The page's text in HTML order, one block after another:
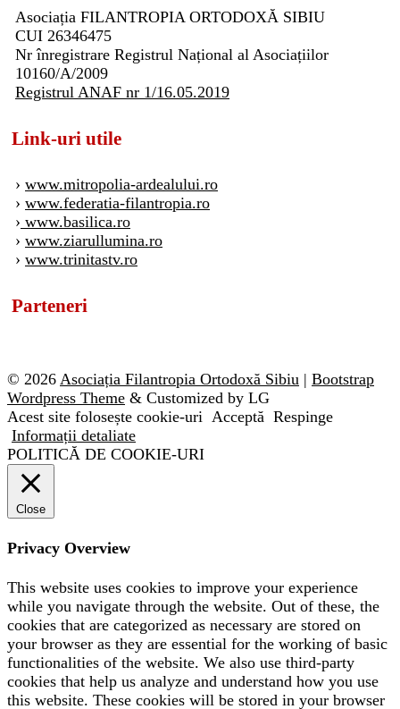
Asociația FILANTROPIA ORTODOXĂ SIBIU
CUI 26346475
Nr înregistrare Registrul Național al Asociațiilor
10160/A/2009
Registrul ANAF nr 1/16.05.2019
Link-uri utile
› www.mitropolia-ardealului.ro
› www.federatia-filantropia.ro
› www.basilica.ro
› www.ziarullumina.ro
› www.trinitastv.ro
Parteneri
© 2026 Asociația Filantropia Ortodoxă Sibiu | Bootstrap
Wordpress Theme & Customized by LG
Acest site folosește cookie-uri Acceptă Respinge
Informații detaliate
POLITICĂ DE COOKIE-URI
Close
Privacy Overview
This website uses cookies to improve your experience
while you navigate through the website. Out of these, the
cookies that are categorized as necessary are stored on
your browser as they are essential for the working of basic
functionalities of the website. We also use third-party
cookies that help us analyze and understand how you use
this website. These cookies will be stored in your browser